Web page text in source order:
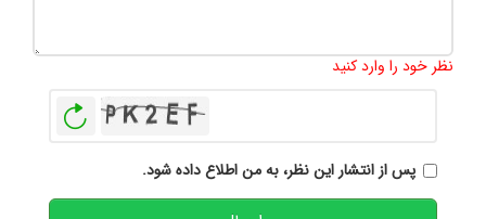
نظر خود را وارد کنید
پس از انتشار این نظر، به من اطلاع داده شود.